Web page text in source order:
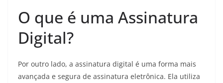
O que é uma Assinatura
Digital?
Por outro lado, a assinatura digital é uma forma mais
avançada e segura de assinatura eletrônica. Ela utiliza